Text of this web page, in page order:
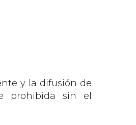
y la difusión de
prohibida sin el